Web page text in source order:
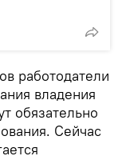
работодатели
владения
обязательно
Сейчас